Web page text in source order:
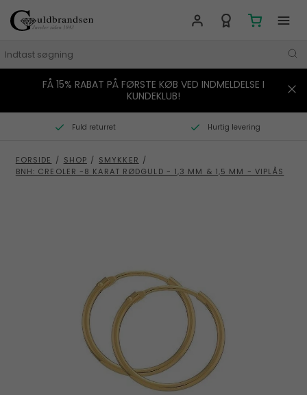
MÆRKER
SMYKKER
KONTAKT OS
FÅ 15% RABAT PÅ FØRSTE KØB VED INDMELDELSE I
KUNDEKLUB!
Fuld returret Hurtig levering
FORSIDE / SHOP / SMYKKER /
BNH: CREOLER -8 KARAT RØDGULD - 1,3 MM & 1,5 MM - VIPLÅS